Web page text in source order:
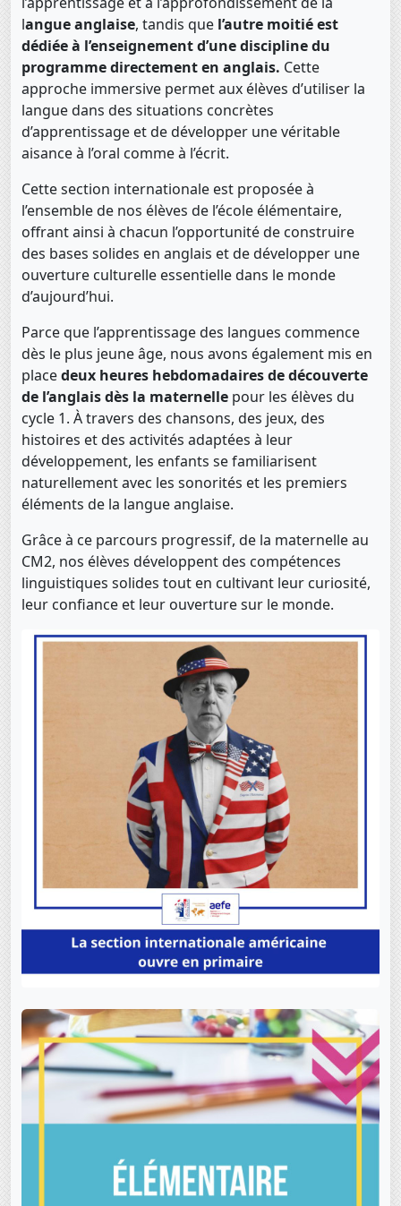
langue anglaise, tandis que l’autre moitié est
dédiée à l’enseignement d’une discipline du
programme directement en anglais. Cette
approche immersive permet aux élèves d’utiliser la
langue dans des situations concrètes
d’apprentissage et de développer une véritable
aisance à l’oral comme à l’écrit.
Cette section internationale est proposée à
l’ensemble de nos élèves de l’école élémentaire,
offrant ainsi à chacun l’opportunité de construire
des bases solides en anglais et de développer une
ouverture culturelle essentielle dans le monde
d’aujourd’hui.
Parce que l’apprentissage des langues commence
dès le plus jeune âge, nous avons également mis en
placedeux heures hebdomadaires de découverte
de l’anglais dès la maternelle pour les élèves du
cycle 1. À travers des chansons, des jeux, des
histoires et des activités adaptées à leur
développement, les enfants se familiarisent
naturellement avec les sonorités et les premiers
éléments de la langue anglaise.
Grâce à ce parcours progressif, de la maternelle au
CM2, nos élèves développent des compétences
linguistiques solides tout en cultivant leur curiosité,
leur confiance et leur ouverture sur le monde.